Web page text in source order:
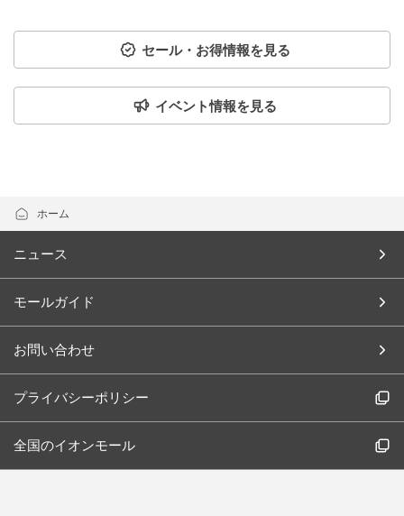
セール・お得情報を見る
イベント情報を見る
ホーム
ニュース
モールガイド
お問い合わせ
プライバシーポリシー
全国のイオンモール